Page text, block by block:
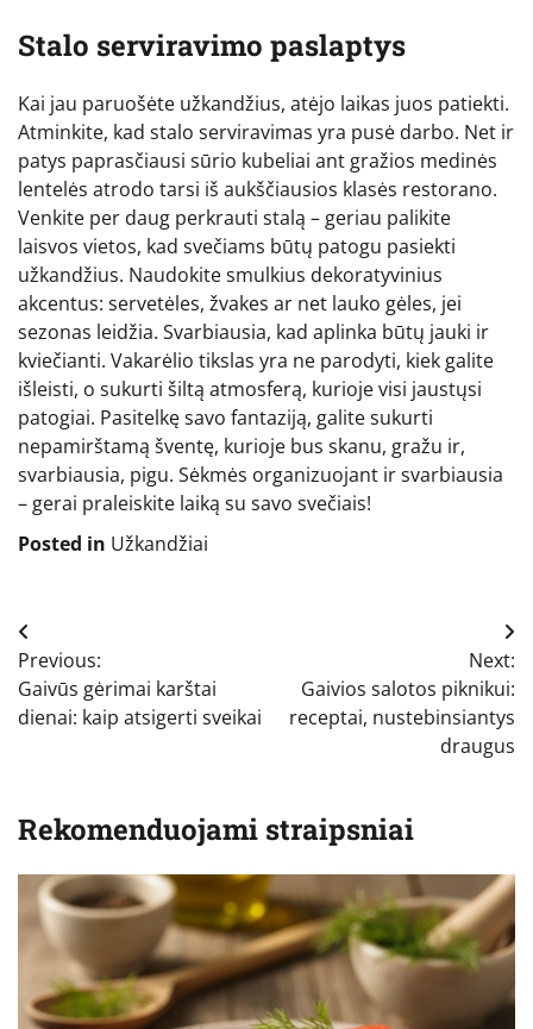
Stalo serviravimo paslaptys
Kai jau paruošėte užkandžius, atėjo laikas juos patiekti.
Atminkite, kad stalo serviravimas yra pusė darbo. Net ir
patys paprasčiausi sūrio kubeliai ant gražios medinės
lentelės atrodo tarsi iš aukščiausios klasės restorano.
Venkite per daug perkrauti stalą – geriau palikite
laisvos vietos, kad svečiams būtų patogu pasiekti
užkandžius. Naudokite smulkius dekoratyvinius
akcentus: servetėles, žvakes ar net lauko gėles, jei
sezonas leidžia. Svarbiausia, kad aplinka būtų jauki ir
kviečianti. Vakarėlio tikslas yra ne parodyti, kiek galite
išleisti, o sukurti šiltą atmosferą, kurioje visi jaustųsi
patogiai. Pasitelkę savo fantaziją, galite sukurti
nepamirštamą šventę, kurioje bus skanu, gražu ir,
svarbiausia, pigu. Sėkmės organizuojant ir svarbiausia
– gerai praleiskite laiką su savo svečiais!
Posted in Užkandžiai
Navigacija
tarp
įrašų
Previous:
Gaivūs gėrimai karštai
dienai: kaip atsigerti sveikai
Next:
Gaivios salotos piknikui:
receptai, nustebinsiantys
draugus
Rekomenduojami straipsniai